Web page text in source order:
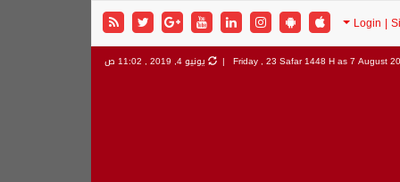
Friday , 23 Safar 1448 H as7 August يونيو 4, 2019 , 11:02 ص